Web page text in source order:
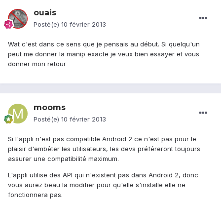
ouais
Posté(e) 10 février 2013
Wat c'est dans ce sens que je pensais au début. Si quelqu'un
peut me donner la manip exacte je veux bien essayer et vous
donner mon retour
mooms
Posté(e) 10 février 2013
Si l'appli n'est pas compatible Android 2 ce n'est pas pour le
plaisir d'embêter les utilisateurs, les devs préféreront toujours
assurer une compatibilité maximum.
L'appli utilise des API qui n'existent pas dans Android 2, donc
vous aurez beau la modifier pour qu'elle s'installe elle ne
fonctionnera pas.